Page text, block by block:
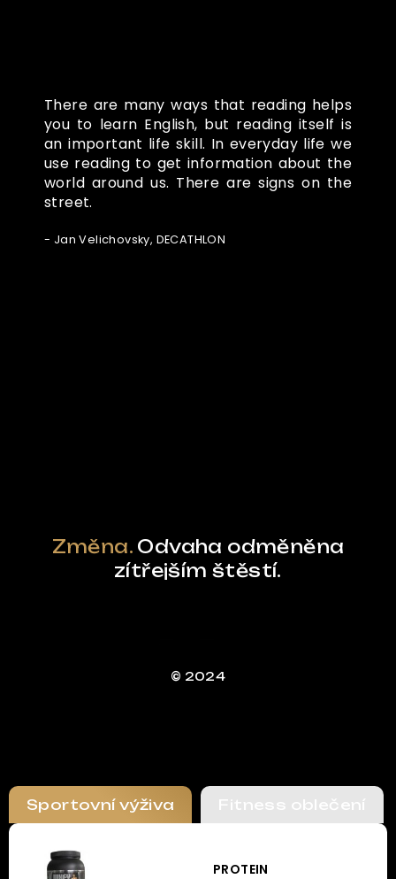
There are many ways that reading helps
you to learn English, but reading itself is
an important life skill. In everyday life we
use reading to get information about the
world around us. There are signs on the
street.
- Jan Velichovsky, DECATHLON
Změna. Odvaha odměněna
zítřejším štěstí.
© 2024
Sportovní výživa Fitness oblečení
PROTEIN